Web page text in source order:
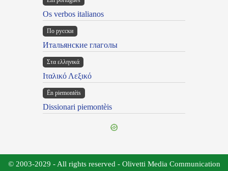
Os verbos italianos
По русски
Итальянские глаголы
Στα ελληνικά
Ιταλικό Λεξικό
Ën piemontèis
Dissionari piemontèis
© 2003-2029 - All rights reserved - Olivetti Media Communication